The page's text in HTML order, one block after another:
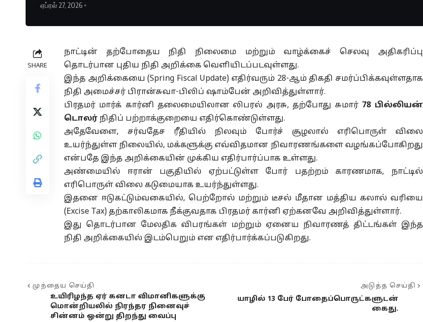
ஏப்ரல் 27, 2026
SHARE
நாட்டின் தற்போதைய நிதி நிலைமை மற்றும் வாழ்க்கைச் செலவு அதிகரிப்பு
தொடர்பான புதிய நிதி அறிக்கை வெளியிடப்படவுள்ளது.
இந்த அறிக்கையை (Spring Fiscal Update) எதிர்வரும் 28-ஆம் திகதி சமர்ப்பிக்கவுள்ளதாக
நிதி அமைச்சர் பிரான்சுவா-பிலிப் ஷாம்பேன் அறிவித்துள்ளார்.
பிரதமர் மார்க் கார்னி தலைமையிலான லிபரல் அரசு, தற்போது சுமார் 78 பில்லியன்
டொலர் நிதிப் பற்றாக்குறையை எதிர்கொண்டுள்ளது.
அதேவேளை, சர்வதேச ரீதியில் நிலவும் போர்ச் சூழலால் எரிபொருள் விலை
உயர்ந்துள்ள நிலையில், மக்களுக்கு எவ்விதமான நிவாரணங்களை வழங்கப்போகிறது
என்பதே இந்த அறிக்கையின் முக்கிய எதிர்பார்ப்பாக உள்ளது.
அண்மையில் ஈரான் பகுதியில் ஏற்பட்டுள்ள போர் பதற்றம் காரணமாக, நாட்டில்
எரிபொருள் விலை கடுமையாக உயர்ந்துள்ளது.
இதனை ஈடுகட்டும்வகையில், பெற்றோல் மற்றும் டீசல் மீதான மத்திய கலால் வரியை
(Excise Tax) தற்காலிகமாக நீக்குவதாக பிரதமர் கார்னி ஏற்கனவே அறிவித்துள்ளார்.
இது தொடர்பான மேலதிக விபரங்கள் மற்றும் ஏனைய நிவாரணத் திட்டங்கள் இந்த
நிதி அறிக்கையில் இடம்பெறும் என எதிர்பார்க்கப்படுகிறது.
முந்தைய செய்தி
உயிரிழந்த ஏர் கனடா விமானிகளுக்கு
மொன்றியலில் நிரந்தர நினைவுச்
சின்னம் ஒன்று திறந்து வைப்பு
அடுத்த செய்தி
யாழில் 13 பேர் போதைப்பொருட்களுடன்
கைது.